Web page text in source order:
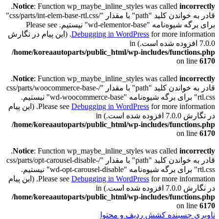
Notice: Function wp_maybe_inline_styles was called incorrectly
.
قادر به خواندن کلید "path" با مقدار "/css/parts/int-elem-base-rtl.css"
برای برگه شیوه‌نامه "wd-elementor-base" نیستیم. Please see
Debugging in WordPressfor more information. (این پیام در نگارش
7.0.0 افزوده شده است.) in
/home/koreaautoparts/public_html/wp-includes/functions.php
on line 6170
Notice: Function wp_maybe_inline_styles was called incorrectly
.
قادر به خواندن کلید "path" با مقدار "/css/parts/woocommerce-base-
rtl.css" برای برگه شیوه‌نامه "wd-woocommerce-base" نیستیم.
Please see Debugging in WordPress
for more information. (این پیام
در نگارش 7.0.0 افزوده شده است.) in
/home/koreaautoparts/public_html/wp-includes/functions.php
on line 6170
Notice: Function wp_maybe_inline_styles was called incorrectly
.
قادر به خواندن کلید "path" با مقدار "/css/parts/opt-carousel-disable-
rtl.css" برای برگه شیوه‌نامه "wd-opt-carousel-disable" نیستیم.
Please see Debugging in WordPress
for more information. (این پیام
در نگارش 7.0.0 افزوده شده است.) in
/home/koreaautoparts/public_html/wp-includes/functions.php
on line 6170
ناوبری چسبنده کشش ردیف و محتوا